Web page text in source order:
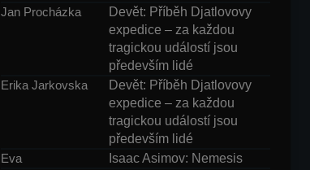
Jan Procházka
Devět: Příběh Djatlovovy
expedice – za každou
tragickou událostí jsou
především lidé
Erika Jarkovska
Devět: Příběh Djatlovovy
expedice – za každou
tragickou událostí jsou
především lidé
Eva
Isaac Asimov: Nemesis